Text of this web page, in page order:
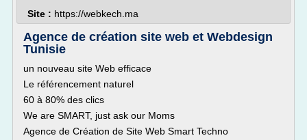
Site : https://webkech.ma
Agence de création site web et Webdesign
Tunisie
un nouveau site Web efficace
Le référencement naturel
60 à 80% des clics
We are SMART, just ask our Moms
Agence de Création de Site Web Smart Techno